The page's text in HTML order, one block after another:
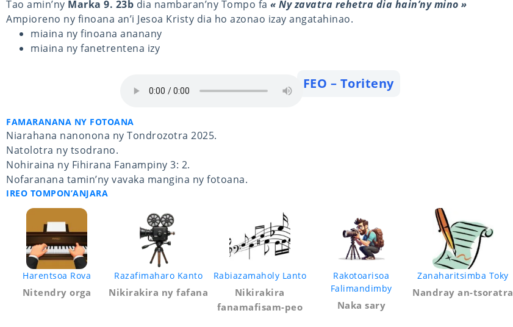
Tao amin’ny Marka 9. 23b dia nambaran’ny Tompo fa « Ny zavatra rehetra dia hain’ny mino »
Ampioreno ny finoana an’i Jesoa Kristy dia ho azonao izay angatahinao.
miaina ny finoana ananany
miaina ny fanetrentena izy
FEO – Toriteny
FAMARANANA NY FOTOANA
Niarahana nanonona ny Tondrozotra 2025.
Natolotra ny tsodrano.
Nohiraina ny Fihirana Fanampiny 3: 2.
Nofaranana tamin’ny vavaka mangina ny fotoana.
IREO TOMPON’ANJARA
Harentsoa Rova
Nitendry orga
Razafimaharo Kanto
Nikirakira ny fafana
Rabiazamaholy Lanto
Nikirakira
fanamafisam-peo
Rakotoarisoa
Falimandimby
Naka sary
Zanaharitsimba Toky
Nandray an-tsoratra